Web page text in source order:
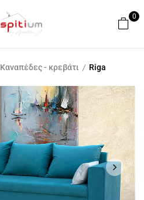
0
Καναπέδες - κρεβάτι Riga